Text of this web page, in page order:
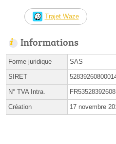
Trajet Waze
Informations
Forme juridique SAS
SIRET
N° TVA Intra. FR53528392608
Création 17 novembre